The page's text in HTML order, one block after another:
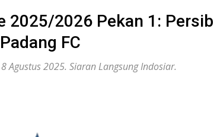
2025/2026 Pekan 1: Persib
FC
Agustus 2025. Siaran Langsung Indosiar.